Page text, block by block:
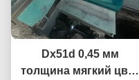
Dx51d 0,45 мм
толщина мягкий цвет